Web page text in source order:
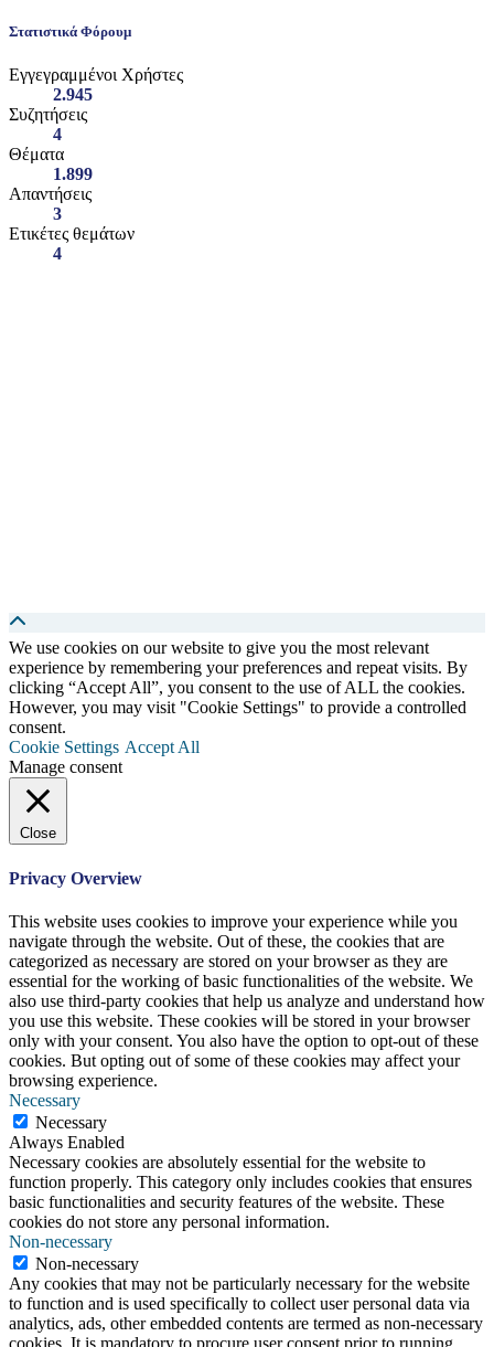
Στατιστικά Φόρουμ
Εγγεγραμμένοι Χρήστες
2.945
Συζητήσεις
4
Θέματα
1.899
Απαντήσεις
3
Ετικέτες θεμάτων
4
We use cookies on our website to give you the most relevant
experience by remembering your preferences and repeat visits. By
clicking “Accept All”, you consent to the use of ALL the cookies.
However, you may visit "Cookie Settings" to provide a controlled
consent.
Cookie Settings Accept All
Manage consent
Close
Privacy Overview
This website uses cookies to improve your experience while you
navigate through the website. Out of these, the cookies that are
categorized as necessary are stored on your browser as they are
essential for the working of basic functionalities of the website. We
also use third-party cookies that help us analyze and understand how
you use this website. These cookies will be stored in your browser
only with your consent. You also have the option to opt-out of these
cookies. But opting out of some of these cookies may affect your
browsing experience.
Necessary
Necessary
Always Enabled
Necessary cookies are absolutely essential for the website to
function properly. This category only includes cookies that ensures
basic functionalities and security features of the website. These
cookies do not store any personal information.
Non-necessary
Non-necessary
Any cookies that may not be particularly necessary for the website
to function and is used specifically to collect user personal data via
analytics, ads, other embedded contents are termed as non-necessary
cookies. It is mandatory to procure user consent prior to running